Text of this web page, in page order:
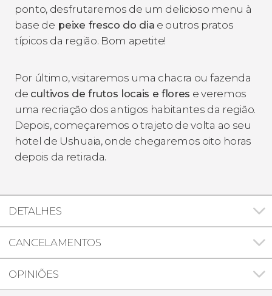
ponto, desfrutaremos de um delicioso menu à
base de peixe fresco do dia e outros pratos
típicos da região. Bom apetite!
Por último, visitaremos uma chacra ou fazenda
de cultivos de frutos locais e flores e veremos
uma recriação dos antigos habitantes da região.
Depois, começaremos o trajeto de volta ao seu
hotel de Ushuaia, onde chegaremos oito horas
depois da retirada.
DETALHES
CANCELAMENTOS
OPINIÕES